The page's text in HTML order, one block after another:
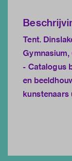
Tent.
Gymnasium,
- Catalogus
en
kunstenaars